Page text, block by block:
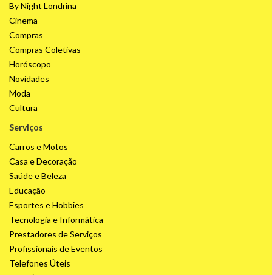
By Night Londrina
Cinema
Compras
Compras Coletivas
Horóscopo
Novidades
Moda
Cultura
Serviços
Carros e Motos
Casa e Decoração
Saúde e Beleza
Educação
Esportes e Hobbies
Tecnologia e Informática
Prestadores de Serviços
Profissionais de Eventos
Telefones Úteis